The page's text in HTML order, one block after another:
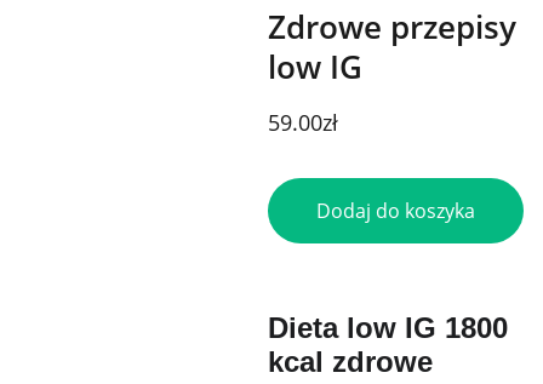
Zdrowe przepisy
low IG
59.00zł
Dodaj do koszyka
Dieta low IG 1800
kcal zdrowe